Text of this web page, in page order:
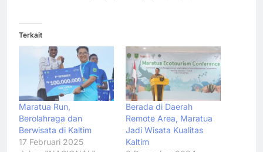
Terkait
Maratua Run,
Berolahraga dan
Berwisata di Kaltim
17 Februari 2025
Berada di Daerah
Remote Area, Maratua
Jadi Wisata Kualitas
Kaltim